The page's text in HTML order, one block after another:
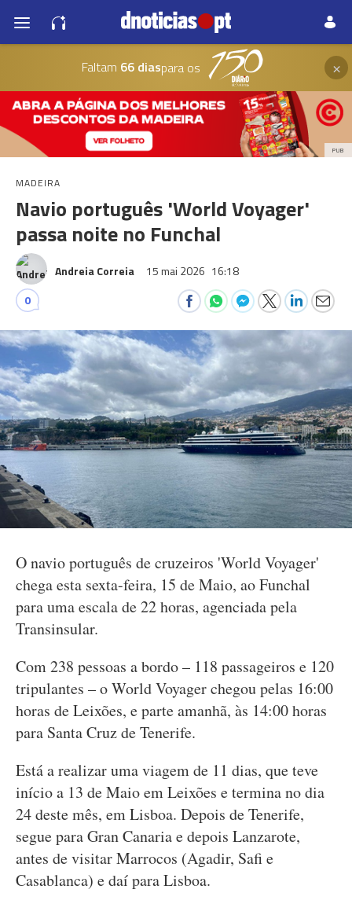
Faltam 66 diaspara os ×
PUB
MADEIRA
Navio português 'World Voyager'
passa noite no Funchal
Andreia Correia 15 mai 2026 16:18
0
O navio português de cruzeiros 'World Voyager'
chega esta sexta-feira, 15 de Maio, ao Funchal
para uma escala de 22 horas, agenciada pela
Transinsular.
Com 238 pessoas a bordo – 118 passageiros e 120
tripulantes – o World Voyager chegou pelas 16:00
horas de Leixões, e parte amanhã, às 14:00 horas
para Santa Cruz de Tenerife.
Está a realizar uma viagem de 11 dias, que teve
início a 13 de Maio em Leixões e termina no dia
24 deste mês, em Lisboa. Depois de Tenerife,
segue para Gran Canaria e depois Lanzarote,
antes de visitar Marrocos (Agadir, Safi e
Casablanca) e daí para Lisboa.